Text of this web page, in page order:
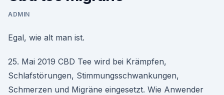
ADMIN
Egal, wie alt man ist.
25. Mai 2019 CBD Tee wird bei Krämpfen,
Schlafstörungen, Stimmungsschwankungen,
Schmerzen und Migräne eingesetzt. Wie Anwender